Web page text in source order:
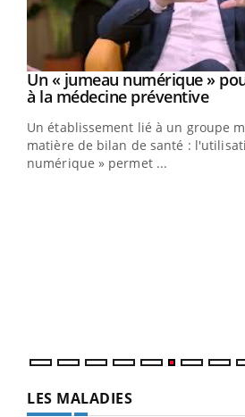
Youtube
Un « jumeau numérique »
à la médecine préventive
Un établissement lié à un groupe
matière de bilan de santé :
numérique » permet ...
LES MALADIES